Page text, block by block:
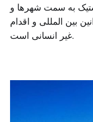
به سمت شهرها و
بین المللی و اقدام
غیر انسانی است.